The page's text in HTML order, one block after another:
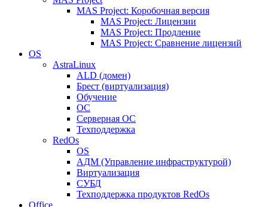
MAS Project: Коробочная версия
MAS Project: Лицензии
MAS Project: Продление
MAS Project: Сравнение лицензий
OS
AstraLinux
ALD (домен)
Брест (виртуализация)
Обучение
ОС
Серверная ОС
Техподдержка
RedOs
OS
АДМ (Управление инфраструктурой)
Виртуализация
СУБД
Техподдержка продуктов RedOs
Office